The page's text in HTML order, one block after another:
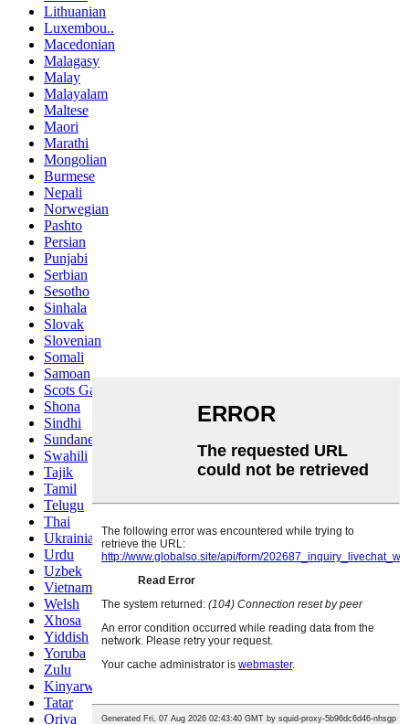
Lithuanian
Luxembou..
Macedonian
Malagasy
Malay
Malayalam
Maltese
Maori
Marathi
Mongolian
Burmese
Nepali
Norwegian
Pashto
Persian
Punjabi
Serbian
Sesotho
Sinhala
Slovak
Slovenian
Somali
Samoan
Scots Gaelic
Shona
Sindhi
Sundanese
Swahili
Tajik
Tamil
Telugu
Thai
Ukrainian
Urdu
Uzbek
Vietnamese
Welsh
Xhosa
Yiddish
Yoruba
Zulu
Kinyarwanda
Tatar
Oriya